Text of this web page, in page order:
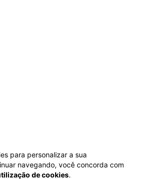
para personalizar a sua
navegando, você concorda com
de cookies.